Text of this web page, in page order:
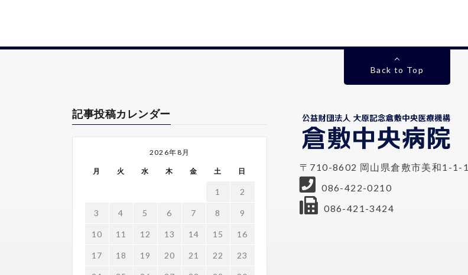
Back to Top
記事投稿カレンダー
2026年8月
月 火 水 木 金 土 日
1 2
3 4 5 6 7 8 9
10 11 12 13 14 15 16
17 18 19 20 21 22 23
〒710-8602 岡山県倉敷市美和1-1-1
086-422-0210
086-421-3424